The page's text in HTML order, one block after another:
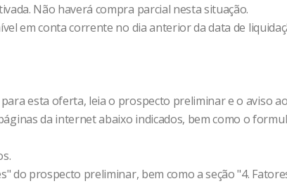
Não haverá compra parcial nesta situação.
em conta corrente no dia anterior da data de
esta oferta, leia o prospecto preliminar e o aviso
da internet abaixo indicados, bem como o
do prospecto preliminar, bem como a seção "4.